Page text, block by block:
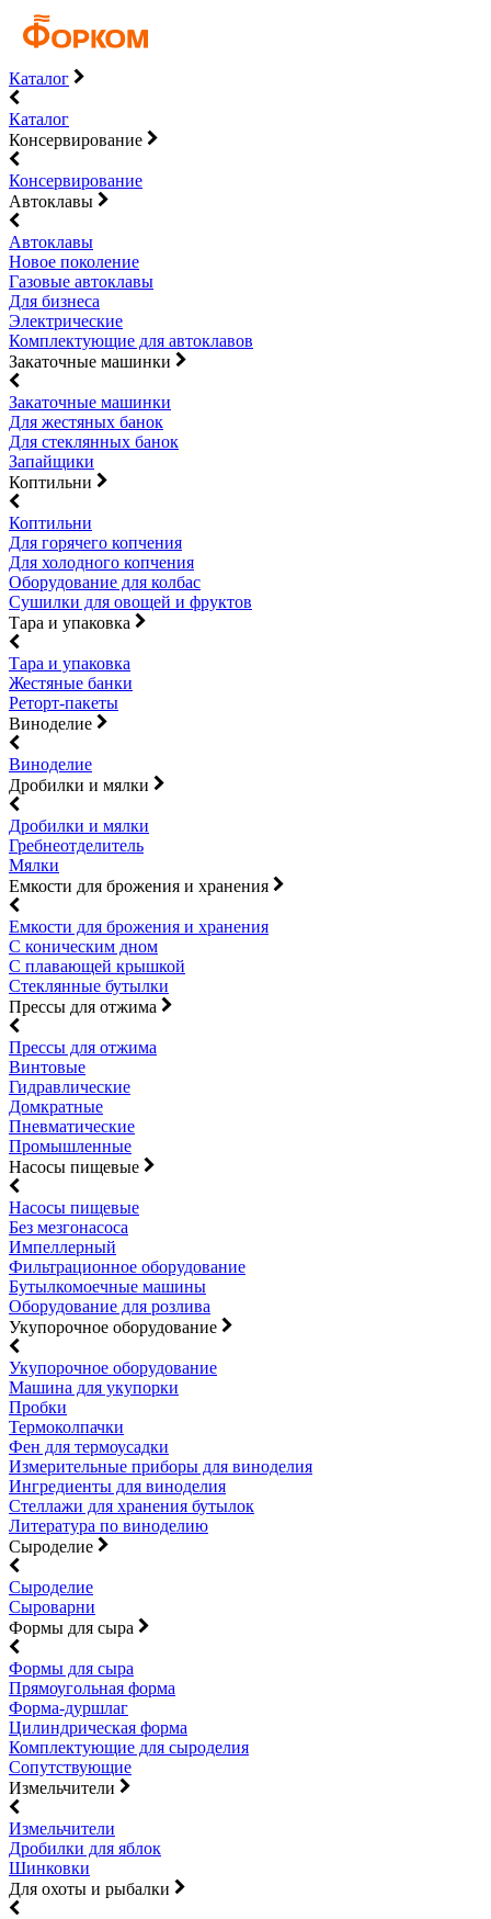
Каталог
Каталог
Консервирование
Консервирование
Автоклавы
Автоклавы
Новое поколение
Газовые автоклавы
Для бизнеса
Электрические
Комплектующие для автоклавов
Закаточные машинки
Закаточные машинки
Для жестяных банок
Для стеклянных банок
Запайщики
Коптильни
Коптильни
Для горячего копчения
Для холодного копчения
Оборудование для колбас
Сушилки для овощей и фруктов
Тара и упаковка
Тара и упаковка
Жестяные банки
Реторт-пакеты
Виноделие
Виноделие
Дробилки и мялки
Дробилки и мялки
Гребнеотделитель
Мялки
Емкости для брожения и хранения
Емкости для брожения и хранения
С коническим дном
С плавающей крышкой
Стеклянные бутылки
Прессы для отжима
Прессы для отжима
Винтовые
Гидравлические
Домкратные
Пневматические
Промышленные
Насосы пищевые
Насосы пищевые
Без мезгонасоса
Импеллерный
Фильтрационное оборудование
Бутылкомоечные машины
Оборудование для розлива
Укупорочное оборудование
Укупорочное оборудование
Машина для укупорки
Пробки
Термоколпачки
Фен для термоусадки
Измерительные приборы для виноделия
Ингредиенты для виноделия
Стеллажи для хранения бутылок
Литература по виноделию
Сыроделие
Сыроделие
Сыроварни
Формы для сыра
Формы для сыра
Прямоугольная форма
Форма-дуршлаг
Цилиндрическая форма
Комплектующие для сыроделия
Сопутствующие
Измельчители
Измельчители
Дробилки для яблок
Шинковки
Для охоты и рыбалки